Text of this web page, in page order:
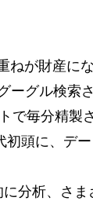
ねが財産に
ーグル検索
で毎分精製
初頭に、デ
分析、さ